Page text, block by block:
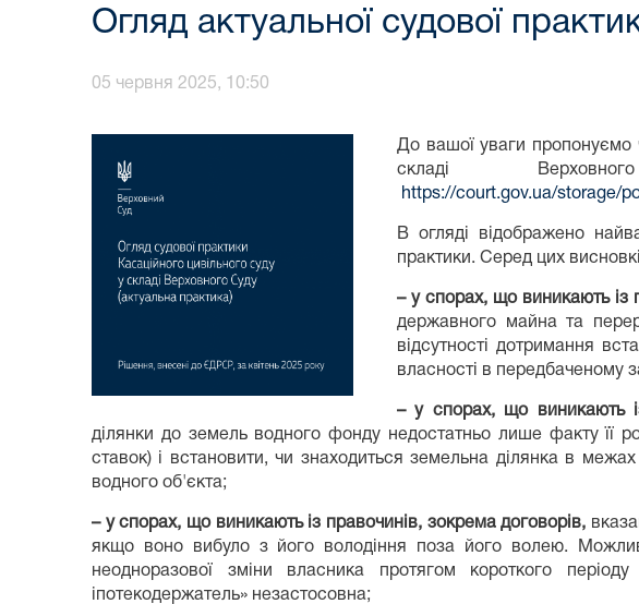
Огляд актуальної судової
05 червня 2025, 10:50
До вашої уваги пропонуємо
складі
https://court.gov.ua/storage/
В огляді відображено
практики. Серед цих
– у спорах, що виникають із
державного майна та
відсутності дотримання
власності в передбаченому
– у спорах, що виникають
ділянки до земель водного фонду недостатньо лише факту її
ставок) і встановити, чи знаходиться земельна ділянка в
водного об'єкта;
– у спорах, що виникають із правочинів, зокрема договорів,
якщо воно вибуло з його володіння поза його волею.
неодноразової зміни власника протягом короткого
іпотекодержатель» незастосовна;